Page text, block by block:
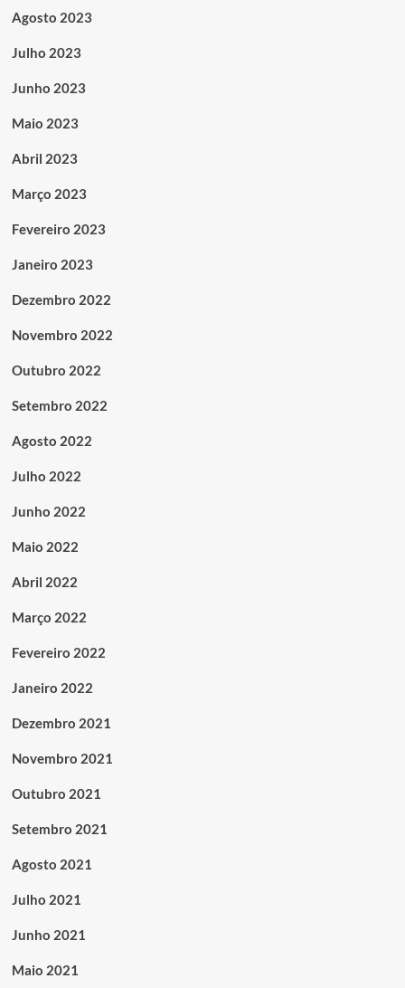
Agosto 2023
Julho 2023
Junho 2023
Maio 2023
Abril 2023
Março 2023
Fevereiro 2023
Janeiro 2023
Dezembro 2022
Novembro 2022
Outubro 2022
Setembro 2022
Agosto 2022
Julho 2022
Junho 2022
Maio 2022
Abril 2022
Março 2022
Fevereiro 2022
Janeiro 2022
Dezembro 2021
Novembro 2021
Outubro 2021
Setembro 2021
Agosto 2021
Julho 2021
Junho 2021
Maio 2021